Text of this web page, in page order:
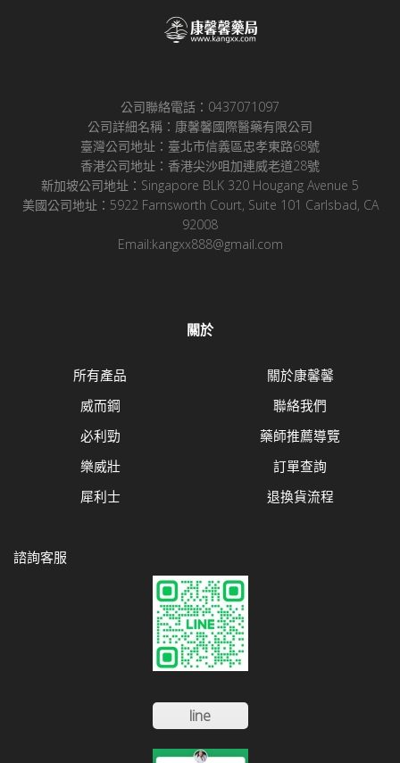
公司聯絡電話：0437071097
公司詳細名稱：康馨馨國際醫藥有限公司
臺灣公司地址：臺北市信義區忠孝東路68號
香港公司地址：香港尖沙咀加連威老道28號
新加坡公司地址：Singapore BLK 320 Hougang Avenue 5
美國公司地址：5922 Farnsworth Court, Suite 101 Carlsbad, CA
92008
Email:kangxx888@gmail.com
關於
所有產品
威而鋼
必利勁
樂威壯
犀利士
關於康馨馨
聯絡我們
藥師推薦導覽
訂單查詢
退換貨流程
諮詢客服
line